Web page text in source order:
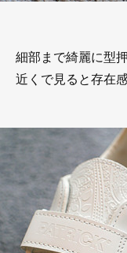
細部まで綺麗に型
近くで見ると存在